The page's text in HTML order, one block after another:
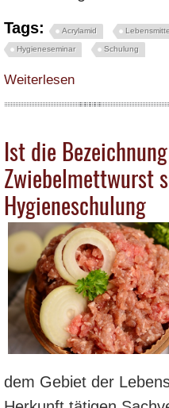
Tags:
Acrylamid
Hygieneseminar Schulung
Weiterlesen
Ist die
Zwiebelmettwurst
Hygieneschulung
dem Gebiet der